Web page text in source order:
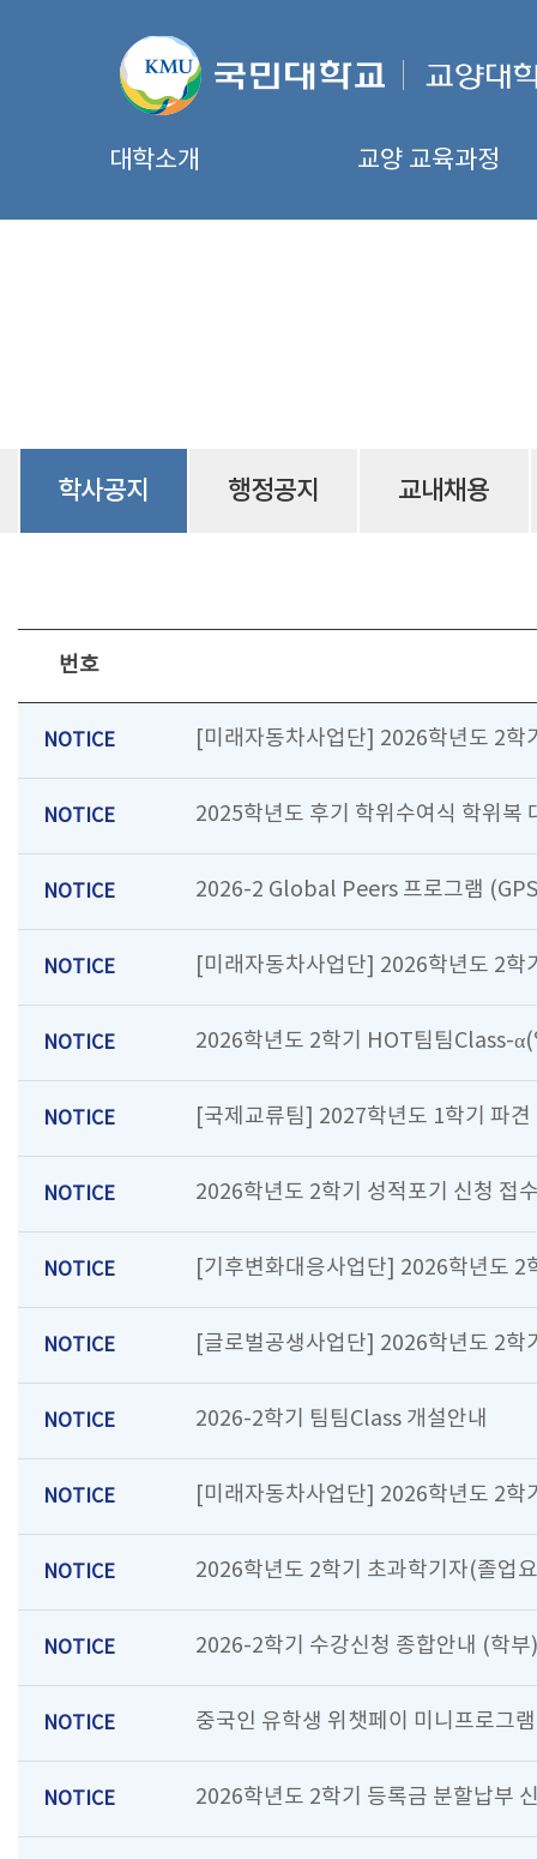
대학소개 교양 교육과정
학사공지 행정공지 교내채용
번호
NOTICE [미래자동차사업단] 2026학년도 2
NOTICE 2025학년도 후기 학위수여식 학위복
NOTICE 2026-2 Global Peers 프로그램
NOTICE [미래자동차사업단] 2026학년도 2
NOTICE 2026학년도 2학기 HOT팀팀Class-
NOTICE [국제교류팀] 2027학년도 1학기 파
NOTICE 2026학년도 2학기 성적포기 신청 접
NOTICE [기후변화대응사업단] 2026학년도
NOTICE [글로벌공생사업단] 2026학년도 2
NOTICE 2026-2학기 팀팀Class 개설안내
NOTICE [미래자동차사업단] 2026학년도 2
NOTICE 2026학년도 2학기 초과학기자(졸업
NOTICE 2026-2학기 수강신청 종합안내 (학부
NOTICE 중국인 유학생 위챗페이 미니프로그
NOTICE 2026학년도 2학기 등록금 분할납부